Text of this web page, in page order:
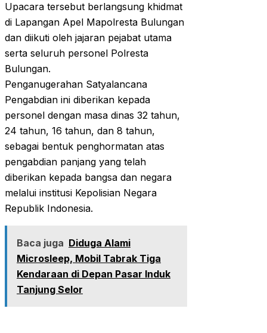
Upacara tersebut berlangsung khidmat
di Lapangan Apel Mapolresta Bulungan
dan diikuti oleh jajaran pejabat utama
serta seluruh personel Polresta
Bulungan.
Penganugerahan Satyalancana
Pengabdian ini diberikan kepada
personel dengan masa dinas 32 tahun,
24 tahun, 16 tahun, dan 8 tahun,
sebagai bentuk penghormatan atas
pengabdian panjang yang telah
diberikan kepada bangsa dan negara
melalui institusi Kepolisian Negara
Republik Indonesia.
Baca juga Diduga Alami
Microsleep, Mobil Tabrak Tiga
Kendaraan di Depan Pasar Induk
Tanjung Selor